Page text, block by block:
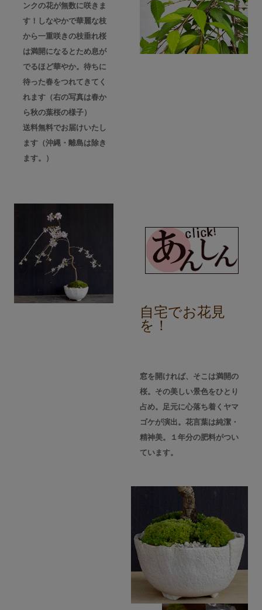
ンクの花が無数に咲きま
す！しなやかで華麗な枝
から一重咲きの枝垂れ桜
は満開になるとため息が
でるほど華やか。待ちに
待った春をつれてきてく
れます（右の写真は春か
ら秋の葉桜の様子）
送料無料でお届けいたし
ます（沖縄・離島は除き
ます。）
自宅でお花見
を！
窓を開ければ、そこは満開の
桜。その美しい景色をひとり
占め。足元に心落ち着くヤマ
ゴケが演出。花言葉は純潔・
精神美。１年分の肥料がつい
ています。